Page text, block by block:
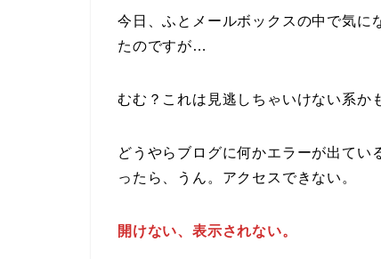
今日、ふとメールボックスの中で気に
たのですが…
むむ？これは見逃しちゃいけない系か
どうやらブログに何かエラーが出てい
ったら、うん。アクセスできない。
開けない、表示されない。